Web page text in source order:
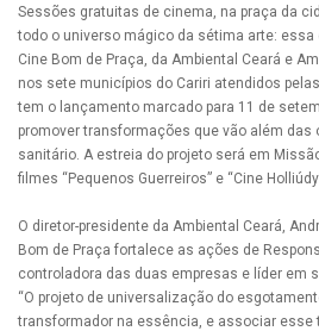
Sessões gratuitas de cinema, na praça da
todo o universo mágico da sétima arte: essa
Cine Bom de Praça, da Ambiental Ceará e
nos sete municípios do Cariri atendidos
tem o lançamento marcado para 11 de
promover transformações que vão além das
sanitário. A estreia do projeto será em
filmes “Pequenos Guerreiros” e “Cine
O diretor-presidente da Ambiental Ceará,
Bom de Praça fortalece as ações de
controladora das duas empresas e líder em
“O projeto de universalização do
transformador na essência, e associar esse